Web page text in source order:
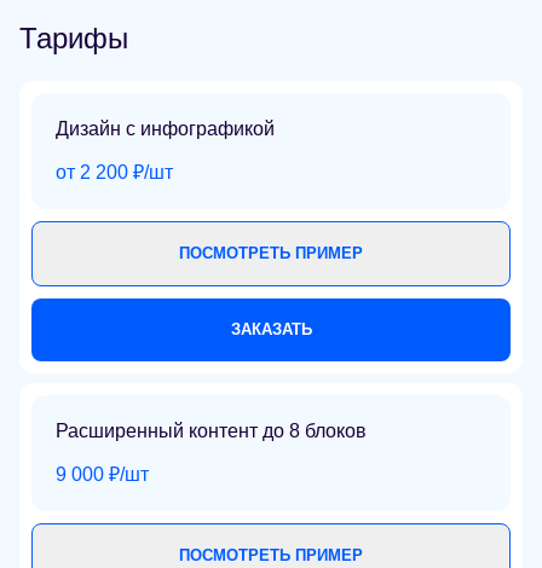
Тарифы
Дизайн с инфографикой
от 2 200 ₽/шт
ПОСМОТРЕТЬ ПРИМЕР
ЗАКАЗАТЬ
Расширенный контент до 8 блоков
9 000 ₽/шт
ПОСМОТРЕТЬ ПРИМЕР